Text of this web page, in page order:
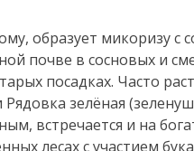
образует микоризу с
почве в сосновых и
посадках. Часто
Рядовка зелёная
встречается и на
лесах с участием